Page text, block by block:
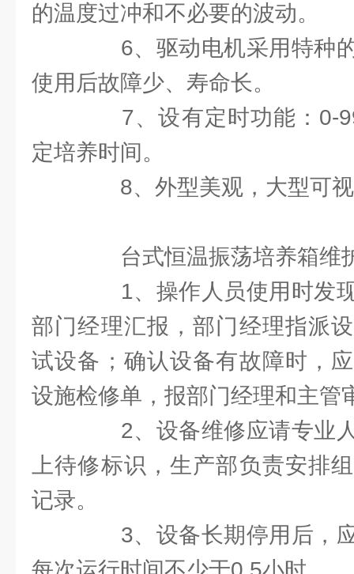
的温度过冲和不必要的波动。
6、驱动电机采用特种的
使用后故障少、寿命长。
7、设有定时功能：0-
定培养时间。
8、外型美观，大型可视
台式恒温振荡培养箱维
1、操作人员使用时发现
部门经理汇报，部门经理指派
试设备；确认设备有故障时，
设施检修单，报部门经理和主管
2、设备维修应请专业人
上待修标识，生产部负责安排
记录。
3、设备长期停用后，应